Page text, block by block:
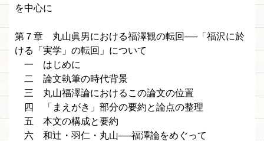
を中心に
第７章 丸山眞男における福澤観の転回──「福沢に於
ける「実学」の転回」について
一 はじめに
二 論文執筆の時代背景
三 丸山福澤論におけるこの論文の位置
四 「まえがき」部分の要約と論点の整理
五 本文の構成と要約
六 和辻・羽仁・丸山──福澤論をめぐって